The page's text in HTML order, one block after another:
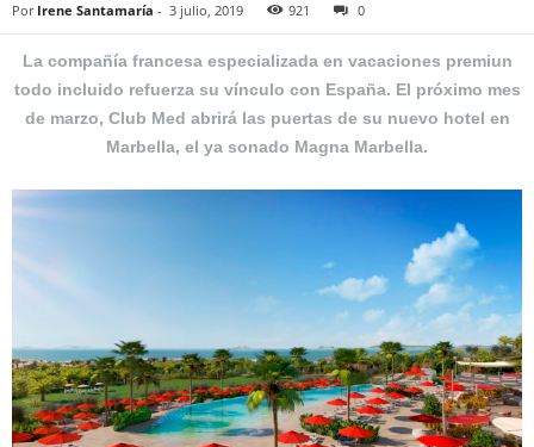
Por Irene Santamaría - 3 julio, 2019 921 0
La compañía francesa especializada en vacaciones premiun
todo incluido refuerza su vínculo con España. El próximo mes
de marzo, Club Med abrirá las puertas de su nuevo hotel en
Marbella, el ya sonado Magna Marbella.